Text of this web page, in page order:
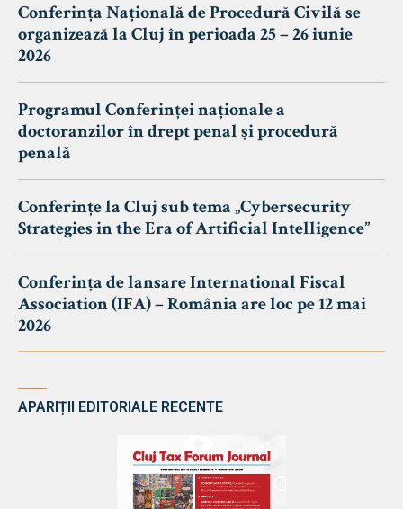
Conferința Națională de Procedură Civilă se
organizează la Cluj în perioada 25 – 26 iunie
2026
Programul Conferinței naționale a
doctoranzilor în drept penal și procedură
penală
Conferințe la Cluj sub tema „Cybersecurity
Strategies in the Era of Artificial Intelligence”
Conferința de lansare International Fiscal
Association (IFA) – România are loc pe 12 mai
2026
APARIȚII EDITORIALE RECENTE